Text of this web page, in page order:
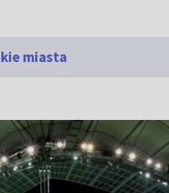
miasta